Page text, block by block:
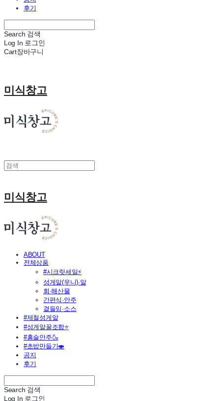
후기
Search 검색
Log In 로그인
Cart장바구니
미식창고
미식창고
ABOUT
전체상품
#시크릿세일⚡
성게알(우니)·알
회·해산물
간편식·안주
곁들임·소스
#제철성게알
#성게알꿀조합⭐
#홈술안주🍶
#초밥만들기🍣
공지
후기
Search 검색
Log In 로그인